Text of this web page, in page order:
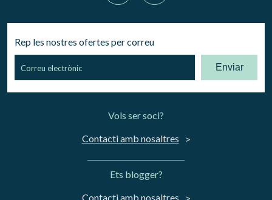
Rep les nostres ofertes per correu
Enviar
Vols ser soci?
Contacti amb nosaltres
Ets blogger?
Contacti amb nosaltres